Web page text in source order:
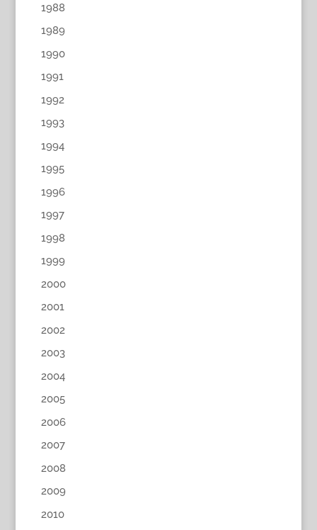
1988
1989
1990
1991
1992
1993
1994
1995
1996
1997
1998
1999
2000
2001
2002
2003
2004
2005
2006
2007
2008
2009
2010